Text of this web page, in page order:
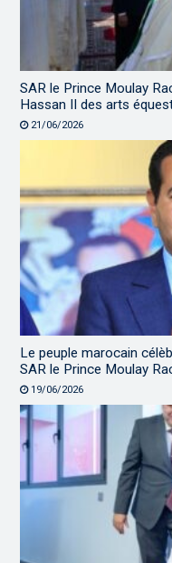
SAR le Prince Moulay
Hassan II des arts
21/06/2026
Le peuple marocain
SAR le Prince Moulay
19/06/2026